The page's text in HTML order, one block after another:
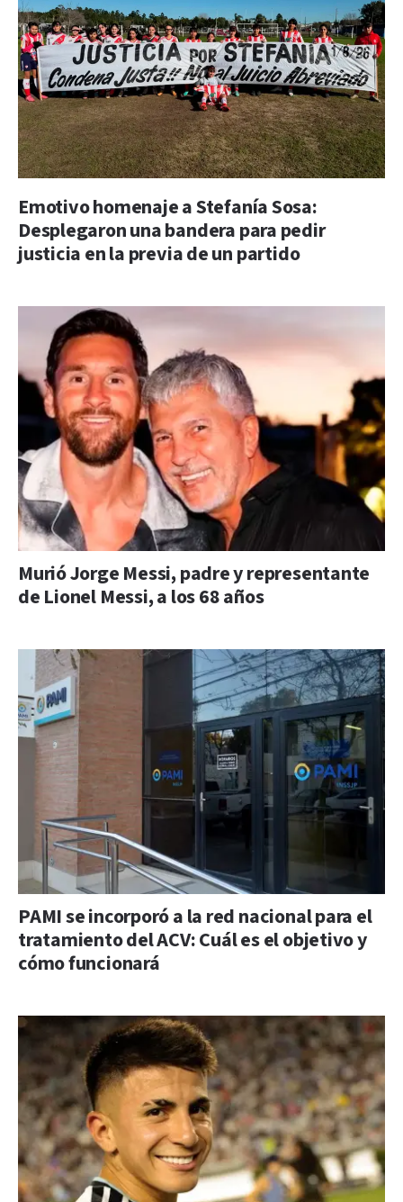
Emotivo homenaje a Stefanía Sosa:
Desplegaron una bandera para pedir
justicia en la previa de un partido
Murió Jorge Messi, padre y representante
de Lionel Messi, a los 68 años
PAMI se incorporó a la red nacional para el
tratamiento del ACV: Cuál es el objetivo y
cómo funcionará